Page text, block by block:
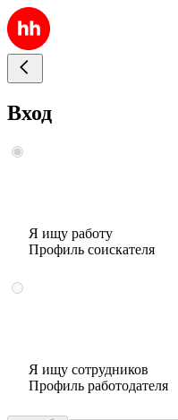
Вход
Я ищу работу
Профиль соискателя
Я ищу сотрудников
Профиль работодателя